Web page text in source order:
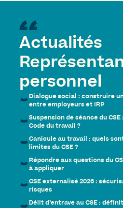
Actualités
personnel
Dialogue social : construire
entre employeurs et IRP
Suspension de séance du
Code du travail ?
Canicule au travail : quels
limites du CSE ?
Répondre aux questions du
à appliquer
CSE externalisé 2026 :
risques
Délit d’entrave au CSE :